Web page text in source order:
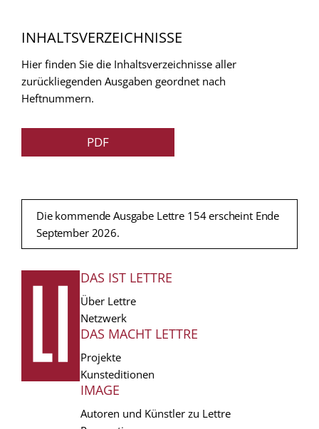
INHALTSVERZEICHNISSE
Hier finden Sie die Inhaltsverzeichnisse aller
zurückliegenden Ausgaben geordnet nach
Heftnummern.
PDF
Die kommende Ausgabe Lettre 154 erscheint Ende
September 2026.
FUSSZEILE
DAS IST LETTRE
Über Lettre
Netzwerk
DAS MACHT LETTRE
Projekte
Kunsteditionen
IMAGE
Autoren und Künstler zu Lettre